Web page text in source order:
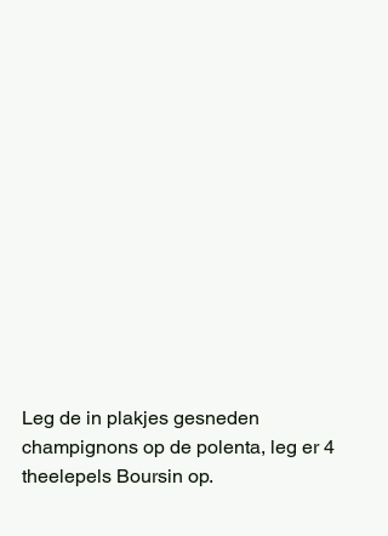
Leg de in plakjes gesneden
champignons op de polenta, leg er 4
theelepels Boursin op.